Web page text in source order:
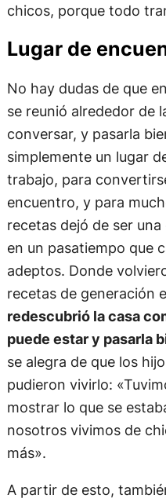
chicos, porque todo
Lugar de
No hay dudas de que
se reunió alrededor de
conversar, y pasarla
simplemente un lugar
trabajo, para
encuentro, y para
recetas dejó de ser
en un pasatiempo que
adeptos. Donde
recetas de generación
redescubrió la casa
puede estar y pasarla
se alegra de que los
pudieron vivirlo:
mostrar lo que se
nosotros vivimos de
más».
A partir de esto,